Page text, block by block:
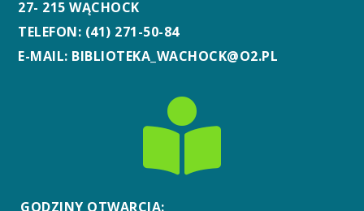
27- 215 WĄCHOCK
TELEFON: (41) 271-50-84
E-MAIL: BIBLIOTEKA_WACHOCK@O2.PL

GODZINY OTWARCIA: